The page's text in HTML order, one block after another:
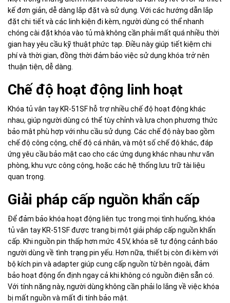
kế đơn giản, dễ dàng lắp đặt và sử dụng. Với các hướng dẫn lắp
đặt chi tiết và các linh kiện đi kèm, người dùng có thể nhanh
chóng cài đặt khóa vào tủ mà không cần phải mất quá nhiều thời
gian hay yêu cầu kỹ thuật phức tạp. Điều này giúp tiết kiệm chi
phí và thời gian, đồng thời đảm bảo việc sử dụng khóa trở nên
thuận tiện, dễ dàng.
Chế độ hoạt động linh hoạt
Khóa tủ vân tay KR-51SF hỗ trợ nhiều chế độ hoạt động khác
nhau, giúp người dùng có thể tùy chỉnh và lựa chọn phương thức
bảo mật phù hợp với nhu cầu sử dụng. Các chế độ này bao gồm
chế độ công cộng, chế độ cá nhân, và một số chế độ khác, đáp
ứng yêu cầu bảo mật cao cho các ứng dụng khác nhau như văn
phòng, khu vực công cộng, hoặc các hệ thống lưu trữ tài liệu
quan trọng.
Giải pháp cấp nguồn khẩn cấp
Để đảm bảo khóa hoạt động liên tục trong mọi tình huống, khóa
tủ vân tay KR-51SF được trang bị một giải pháp cấp nguồn khẩn
cấp. Khi nguồn pin thấp hơn mức 4.5V, khóa sẽ tự động cảnh báo
người dùng về tình trạng pin yếu. Hơn nữa, thiết bị còn đi kèm với
bộ kích pin và adapter giúp cung cấp nguồn từ bên ngoài, đảm
bảo hoạt động ổn định ngay cả khi không có nguồn điện sẵn có.
Với tính năng này, người dùng không cần phải lo lắng về việc khóa
bị mất nguồn và mất đi tính bảo mật.